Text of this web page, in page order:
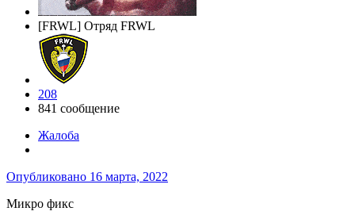
[FRWL] Отряд FRWL
208
841 сообщение
Жалоба
Опубликовано 16 марта, 2022
Микро фикс